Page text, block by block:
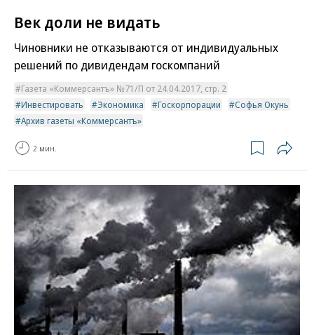
Век доли не видать
Чиновники не отказываются от индивидуальных
решений по дивидендам госкомпаний
Газета «Коммерсантъ» №71/П от 24.04.2017, стр. 2
Инвестировать
Экономика Госкорпорации
Софья Окунь
Архив газеты «Коммерсантъ»
2 мин.